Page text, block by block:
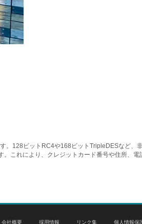
128ビットRC4や168ビットTripleDESなど、
これにより、クレジットカード番号や住所、
会社概要 採用情報 リンク集 個人情報保